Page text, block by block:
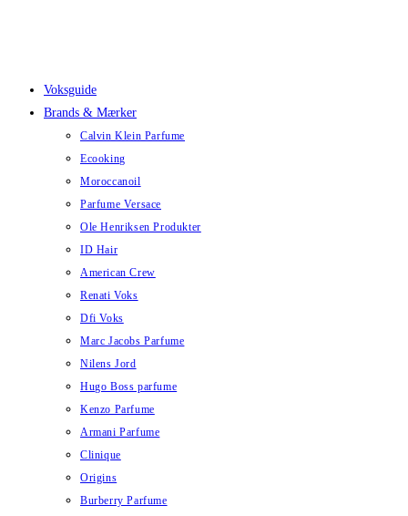
Voksguide
Brands & Mærker
Calvin Klein Parfume
Ecooking
Moroccanoil
Parfume Versace
Ole Henriksen Produkter
ID Hair
American Crew
Renati Voks
Dfi Voks
Marc Jacobs Parfume
Nilens Jord
Hugo Boss parfume
Kenzo Parfume
Armani Parfume
Clinique
Origins
Burberry Parfume